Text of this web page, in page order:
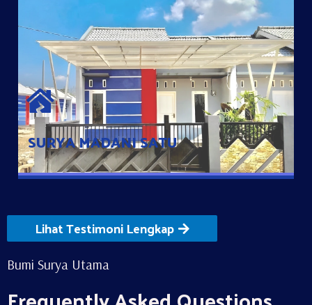
SURYA MADANI SATU
SURYA MADANI SATU
Satu-satunya Hunian nyaman dengan harga subsidi hanya 100
jutaan dengan lokasi strategis di Tuban
Lihat Testimoni Lengkap
Bumi Surya Utama